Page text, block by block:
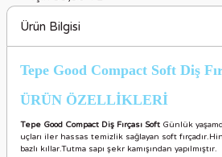
Ürün Bilgisi
Tepe Good Compact Soft Diş
ÜRÜN ÖZELLİKLERİ
Tepe Good Compact Diş Fırçası Soft Günlük
uçları iler hassas temizlik sağlayan soft
bazlı kıllar.Tutma sapı şekr kamışından yapılmıştır.